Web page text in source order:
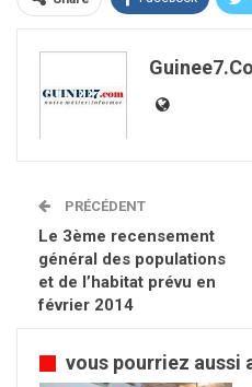
PRÉCÉDENT
Le 3ème recensement
général des populations
et de l’habitat prévu en
février 2014
vous pourriez aussi